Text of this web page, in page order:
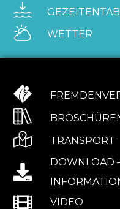
WETTER
TRANSPORT
DOWNLOAD
VIDEO